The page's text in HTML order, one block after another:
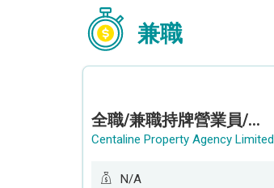
兼職
全職/兼職持牌營業員/持牌地產代理 (長沙灣/將軍澳/油塘)
Centaline Property Agency Limited
N/A